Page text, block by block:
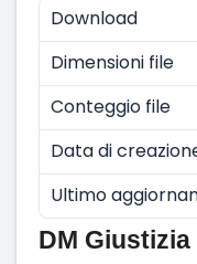
Download
Dimensioni file
Conteggio file
Data di
Ultimo
DM Giustizia